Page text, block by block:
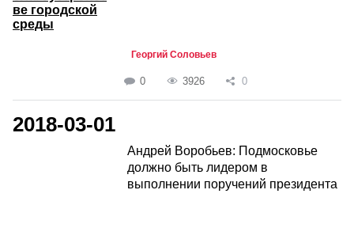
Георгий Соловьев
0 3926 0
2018-03-01
Андрей Воробьев: Подмосковье
должно быть лидером в
выполнении поручений президента